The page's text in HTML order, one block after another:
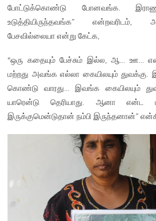
போட்டுக்கொண்டு போனவங்க.
உடுத்தியிருந்தவங்க” என்றவரிடம்,
பேசவில்லையா என்று கேட்க,
“ஒரு கதையும் பேச்சும் இல்ல, ஆ… ஊ…
மற்றது அவங்க எல்லா கையிலயும் துவக்கு.
கொண்டு வாரது… இவங்க கையிலயும்
யாரென்டு தெரியாது. ஆனா என்ட
இருக்குமென்டுதான் நம்பி இருந்தனான்”